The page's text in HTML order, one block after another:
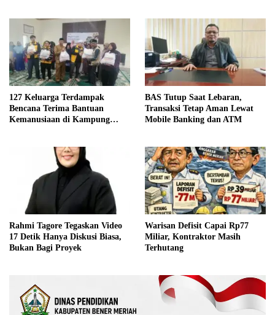
127 Keluarga Terdampak
Bencana Terima Bantuan
Kemanusiaan di Kampung
BAS Tutup Saat Lebaran,
Transaksi Tetap Aman Lewat
Mobile Banking dan ATM
Rahmi Tagore Tegaskan Video
17 Detik Hanya Diskusi Biasa,
Bukan Bagi Proyek
Warisan Defisit Capai Rp77
Miliar, Kontraktor Masih
Terhutang